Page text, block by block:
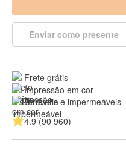
Enviar como presente
Frete grátis
Impressão em cor
Duráveis e impermeáveis
4.9 (90 960)